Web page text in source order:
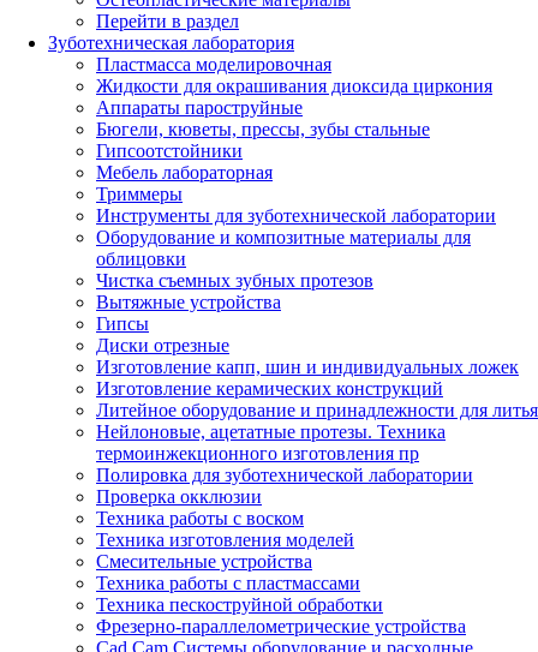
Перейти в раздел
Зуботехническая лаборатория
Пластмасса моделировочная
Жидкости для окрашивания диоксида циркония
Аппараты пароструйные
Бюгели, кюветы, прессы, зубы стальные
Гипсоотстойники
Мебель лабораторная
Триммеры
Инструменты для зуботехнической лаборатории
Оборудование и композитные материалы для
облицовки
Чистка съемных зубных протезов
Вытяжные устройства
Гипсы
Диски отрезные
Изготовление капп, шин и индивидуальных ложек
Изготовление керамических конструкций
Литейное оборудование и принадлежности для литья
Нейлоновые, ацетатные протезы. Техника
термоинжекционного изготовления пр
Полировка для зуботехнической лаборатории
Проверка окклюзии
Техника работы с воском
Техника изготовления моделей
Смесительные устройства
Техника работы с пластмассами
Техника пескоструйной обработки
Фрезерно-параллелометрические устройства
Cad Cam Системы оборудование и расходные